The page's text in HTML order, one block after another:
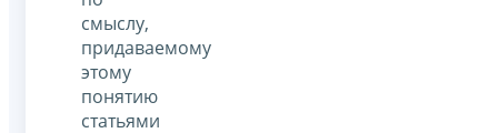
смыслу,
придаваемому
этому
понятию
статьями